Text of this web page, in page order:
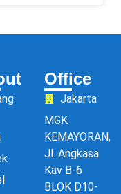
Office
Jakarta
MGK
KEMAYORAN,
Jl. Angkasa
Kav B-6
BLOK D10-